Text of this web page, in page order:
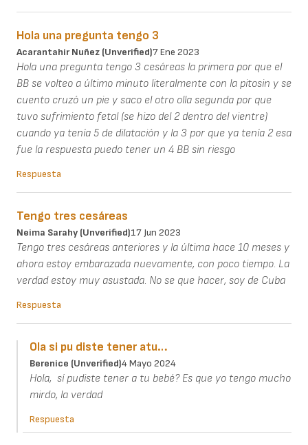
Hola una pregunta tengo 3
Acarantahir Nuñez (unverified)7 Ene 2023
Hola una pregunta tengo 3 cesáreas la primera por que el
BB se volteo a último minuto literalmente con la pitosin y se
cuento cruzó un pie y saco el otro olla segunda por que
tuvo sufrimiento fetal (se hizo del 2 dentro del vientre)
cuando ya tenía 5 de dilatación y la 3 por que ya tenía 2 esa
fue la respuesta puedo tener un 4 BB sin riesgo
Respuesta
Tengo tres cesáreas
Neima Sarahy (unverified)17 Jun 2023
Tengo tres cesáreas anteriores y la última hace 10 meses y
ahora estoy embarazada nuevamente, con poco tiempo. La
verdad estoy muy asustada. No se que hacer, soy de Cuba
Respuesta
Ola si pu diste tener atu…
Berenice (unverified)4 Mayo 2024
Hola, sí pudiste tener a tu bebé? Es que yo tengo mucho
mirdo, la verdad
Respuesta